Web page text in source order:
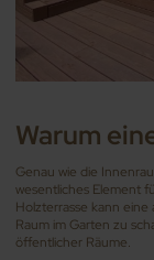
Warum
Genau wie die
wesentliches Element
Holzterrasse kann
Raum im Garten zu
öffentlicher Räume.